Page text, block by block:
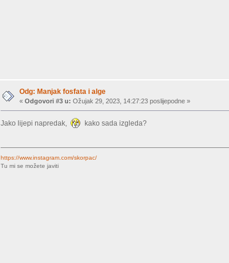
Odg: Manjak fosfata i alge
«Odgovori #3 u: Ožujak 29, 2023, 14:27:23 poslijepodne »
Jako lijepi napredak, kako sada izgleda?
https://www.instagram.com/skorpac/
Tu mi se možete javiti